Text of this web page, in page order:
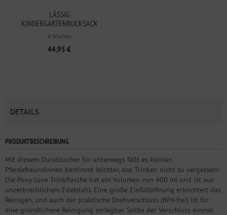
LÄSSIG
KINDERGARTENRUCKSACK
SAFARI GIRAFFE
4 Wochen
44,95 €
DETAILS
PRODUKTBESCHREIBUNG
Mit diesem Durstlöscher für unterwegs fällt es kleinen
Pferdefreundinnen bestimmt leichter, das Trinken nicht zu vergessen!
Die Pony Love Trinkflasche hat ein Volumen von 400 ml und ist aus
unzerbrechlichem Edelstahl. Eine große Einfüllöffnung erleichtert das
Reinigen, und auch der praktische Drehverschluss (BPA-frei) ist für
eine gründlichere Reinigung zerlegbar. Sollte der Verschluss einmal